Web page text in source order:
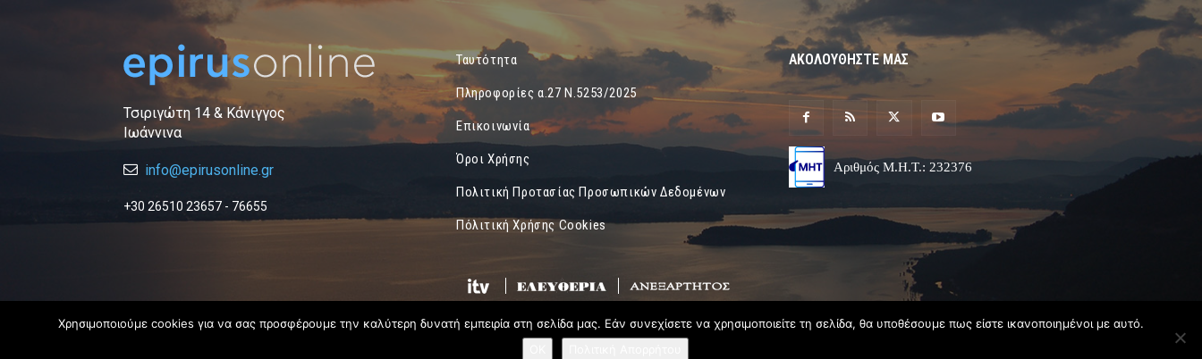
Τσιριγώτη 14 & Κάνιγγος
Ιωάννινα
info@epirusonline.gr
+30 26510 23657 - 76655
Ταυτότητα
Πληροφορίες α.27 Ν.5253/2025
Επικοινωνία
Όροι Χρήσης
Πολιτική Προτασίας Προσωπικών Δεδομένων
Πόλιτική Χρήσης Cookies
ΑΚΟΛΟΥΘΗΣΤΕ ΜΑΣ
Αριθμός Μ.Η.Τ.: 232376
Χρησιμοποιούμε cookies για να σας προσφέρουμε την καλύτερη δυνατή εμπειρία στη σελίδα μας. Εάν συνεχίσετε να χρησιμοποιείτε τη σελίδα, θα υποθέσουμε πως είστε ικανοποιημένοι με αυτό.